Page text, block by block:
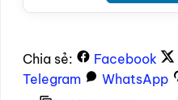
Chia sẻ: Facebook
Telegram
WhatsApp